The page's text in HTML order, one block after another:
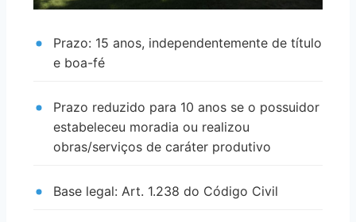
Prazo: 15 anos, independentemente de título
e boa-fé
Prazo reduzido para 10 anos se o possuidor
estabeleceu moradia ou realizou
obras/serviços de caráter produtivo
Base legal: Art. 1.238 do Código Civil